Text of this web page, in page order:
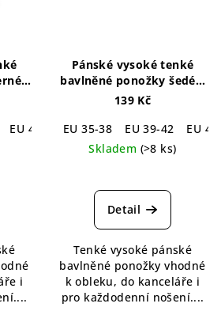
–
EU 43-46
i
Pánské vysoké tenké
bavlněné ponožky šedé –
Simply Cotton Grey
139 Kč
EU 35-38
EU 39-42
EU
Skladem (>8 ks)
Detail
Tenké vysoké pánské
bavlněné ponožky vhodné
k obleku, do kanceláře i
pro každodenní nošení....